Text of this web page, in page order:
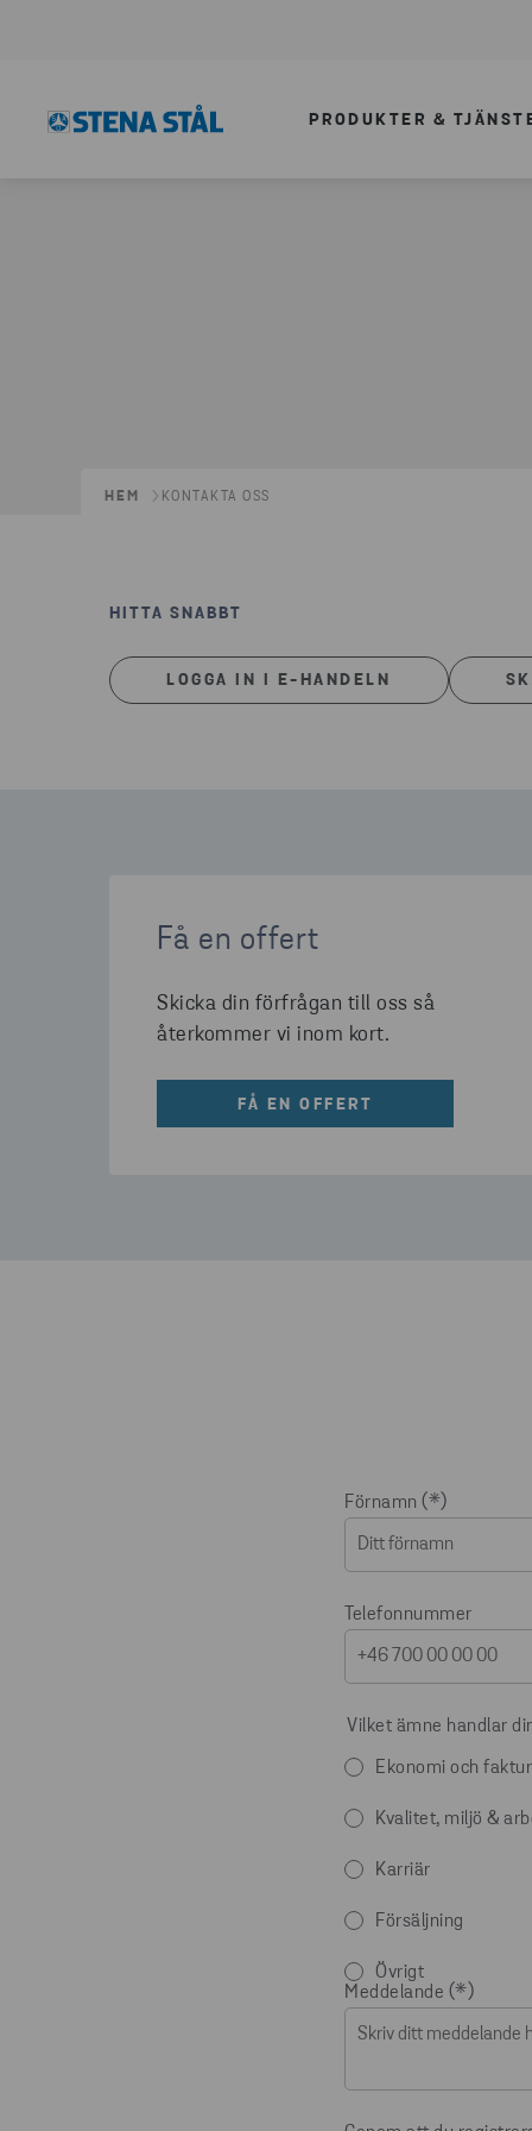
PRODUKTER &
HEM KONTAKTA OSS
HITTA SNABBT
LOGGA IN I E-HANDELN
Få en offert
Skicka din förfrågan till oss så
återkommer vi inom kort.
FÅ EN OFFERT
Förnamn
Telefonnummer
Vilket ämne handlar
Ekonomi och
Kvalitet, miljö &
Karriär
Försäljning
Övrigt
Meddelande